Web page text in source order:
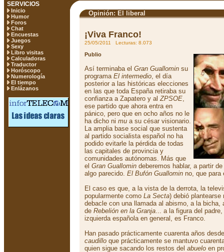
SERVICIOS
Inicio
Humor
Foros
Chat
Encuestas
Juegos
Sexy
Libro visitas
Calculadoras
Traductor
Horóscopo
Numerología
El tiempo
Enlázanos
Opinión: El liberal
¡Viva Franco!
25/05/2011 Lecturas: 8.073
Publio
Así terminaba el Gran Guallomin su
programa El intermedio, el día
posterior a las históricas elecciones
en las que toda España retiraba su
confianza a Zapatero y alZPSOE,
ese partido que ahora entra en
pánico, pero que en ocho años no le
ha dicho ni mu a su césar visionario.
La amplia base social que sustenta
al partido socialista español no ha
podido evitarle la pérdida de todas
las capitales de provincia y
comunidades autónomas. Más que
el Gran Guallomin deberemos hablar, a partir
algo parecido. El Bufón Guallomin no, que para
El caso es que, a la vista de la derrota, la
popularmente como La Secta) debió plantearse
debacle con una llamada al abismo, a la bicha,
de Rebelión en la Granja... a la figura del
izquierda española en general, es Franco.
Han pasado prácticamente cuarenta años
caudillo que prácticamente se mantuvo
quien sigue sacando los restos del abuelo en